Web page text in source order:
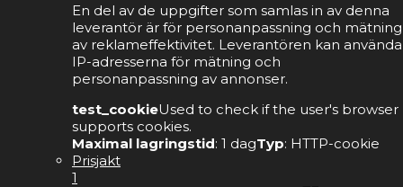
En del av de uppgifter som samlas in av denna
leverantör är för personanpassning och mätning
av reklameffektivitet. Leverantören kan använda
IP-adresserna för mätning och
personanpassning av annonser.
test_cookieUsed to check if the user's browser
supports cookies.
Maximal lagringstid: 1 dagTyp: HTTP-cookie
Prisjakt
1